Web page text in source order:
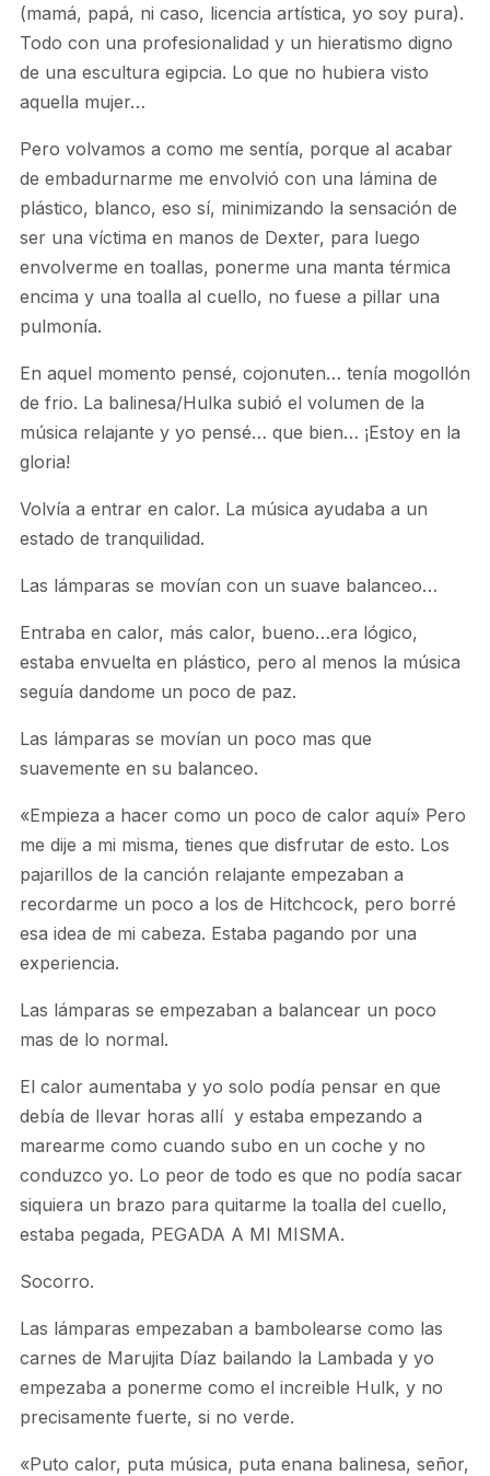
(mamá, papá, ni caso, licencia artística, yo soy pura).
Todo con una profesionalidad y un hieratismo digno
de una escultura egipcia. Lo que no hubiera visto
aquella mujer…
Pero volvamos a como me sentía, porque al acabar
de embadurnarme me envolvió con una lámina de
plástico, blanco, eso sí, minimizando la sensación de
ser una víctima en manos de Dexter, para luego
envolverme en toallas, ponerme una manta térmica
encima y una toalla al cuello, no fuese a pillar una
pulmonía.
En aquel momento pensé, cojonuten… tenía mogollón
de frio. La balinesa/Hulka subió el volumen de la
música relajante y yo pensé… que bien… ¡Estoy en la
gloria!
Volvía a entrar en calor. La música ayudaba a un
estado de tranquilidad.
Las lámparas se movían con un suave balanceo…
Entraba en calor, más calor, bueno…era lógico,
estaba envuelta en plástico, pero al menos la música
seguía dandome un poco de paz.
Las lámparas se movían un poco mas que
suavemente en su balanceo.
«Empieza a hacer como un poco de calor aquí» Pero
me dije a mi misma, tienes que disfrutar de esto. Los
pajarillos de la canción relajante empezaban a
recordarme un poco a los de Hitchcock, pero borré
esa idea de mi cabeza. Estaba pagando por una
experiencia.
Las lámparas se empezaban a balancear un poco
mas de lo normal.
El calor aumentaba y yo solo podía pensar en que
debía de llevar horas allí y estaba empezando a
marearme como cuando subo en un coche y no
conduzco yo. Lo peor de todo es que no podía sacar
siquiera un brazo para quitarme la toalla del cuello,
estaba pegada, PEGADA A MI MISMA.
Socorro.
Las lámparas empezaban a bambolearse como las
carnes de Marujita Díaz bailando la Lambada y yo
empezaba a ponerme como el increible Hulk, y no
precisamente fuerte, si no verde.
«Puto calor, puta música, puta enana balinesa, señor,